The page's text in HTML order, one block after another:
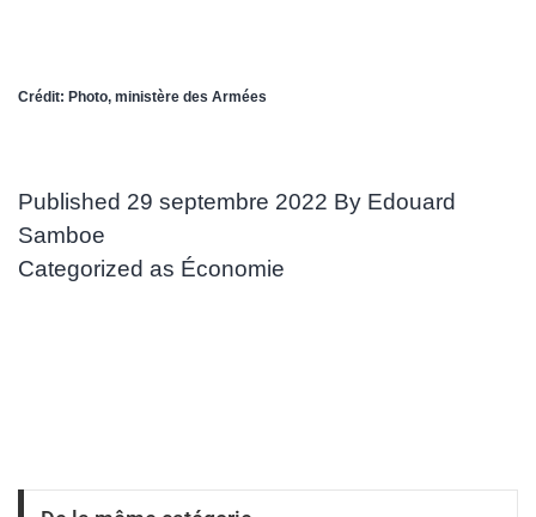
Crédit: Photo, ministère des Armées
Published 29 septembre 2022 By Edouard
Samboe
Categorized as Économie